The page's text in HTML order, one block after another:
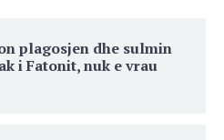
plagosjen dhe sulmin
i Fatonit, nuk e vrau